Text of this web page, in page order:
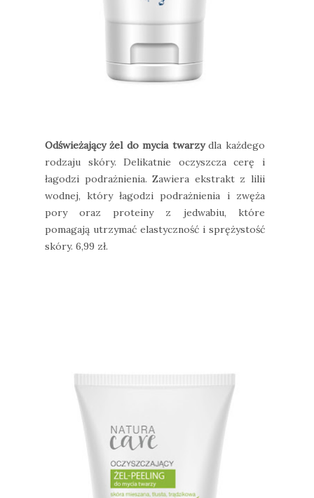
Odświeżający żel do mycia twarzydla każdego
rodzaju skóry. Delikatnie oczyszcza cerę i
łagodzi podrażnienia. Zawiera ekstrakt z lilii
wodnej, który łagodzi podrażnienia i zwęża
pory oraz proteiny z jedwabiu, które
pomagają utrzymać elastyczność i sprężystość
skóry. 6,99 zł.